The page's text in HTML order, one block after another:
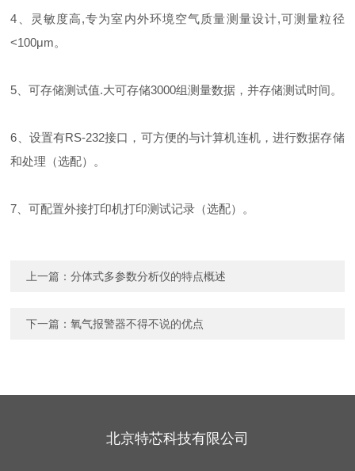
4、灵敏度高,专为室内外环境空气质量测量设计,可测量粒径
<100μm。
5、可存储测试值.大可存储3000组测量数据，并存储测试时间。
6、设置有RS-232接口，可方便的与计算机连机，进行数据存储
和处理（选配）。
7、可配置外接打印机打印测试记录（选配）。
上一篇：分体式多参数分析仪的特点概述
下一篇：氧气报警器不得不说的优点
北京特芯科技有限公司